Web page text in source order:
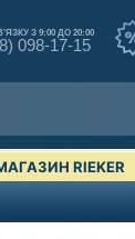
З 9:00 ДО 20:00
098-17-15
RIEKER